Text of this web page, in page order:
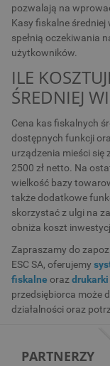
pozwalają na
Kasy fiskalne
spełnią oczekiwania
użytkowników.
ILE
ŚREDNIEJ
Cena kas fiskalnych
dostępnych funkcji
urządzenia mieści się
2500 zł netto. Na
wielkość bazy
także dodatkowe
skorzystać z ulgi na
obniża koszt
Zapraszamy do
ESC SA, oferujemy
fiskalne oraz
przedsiębiorca może
działalności oraz
PARTNERZY